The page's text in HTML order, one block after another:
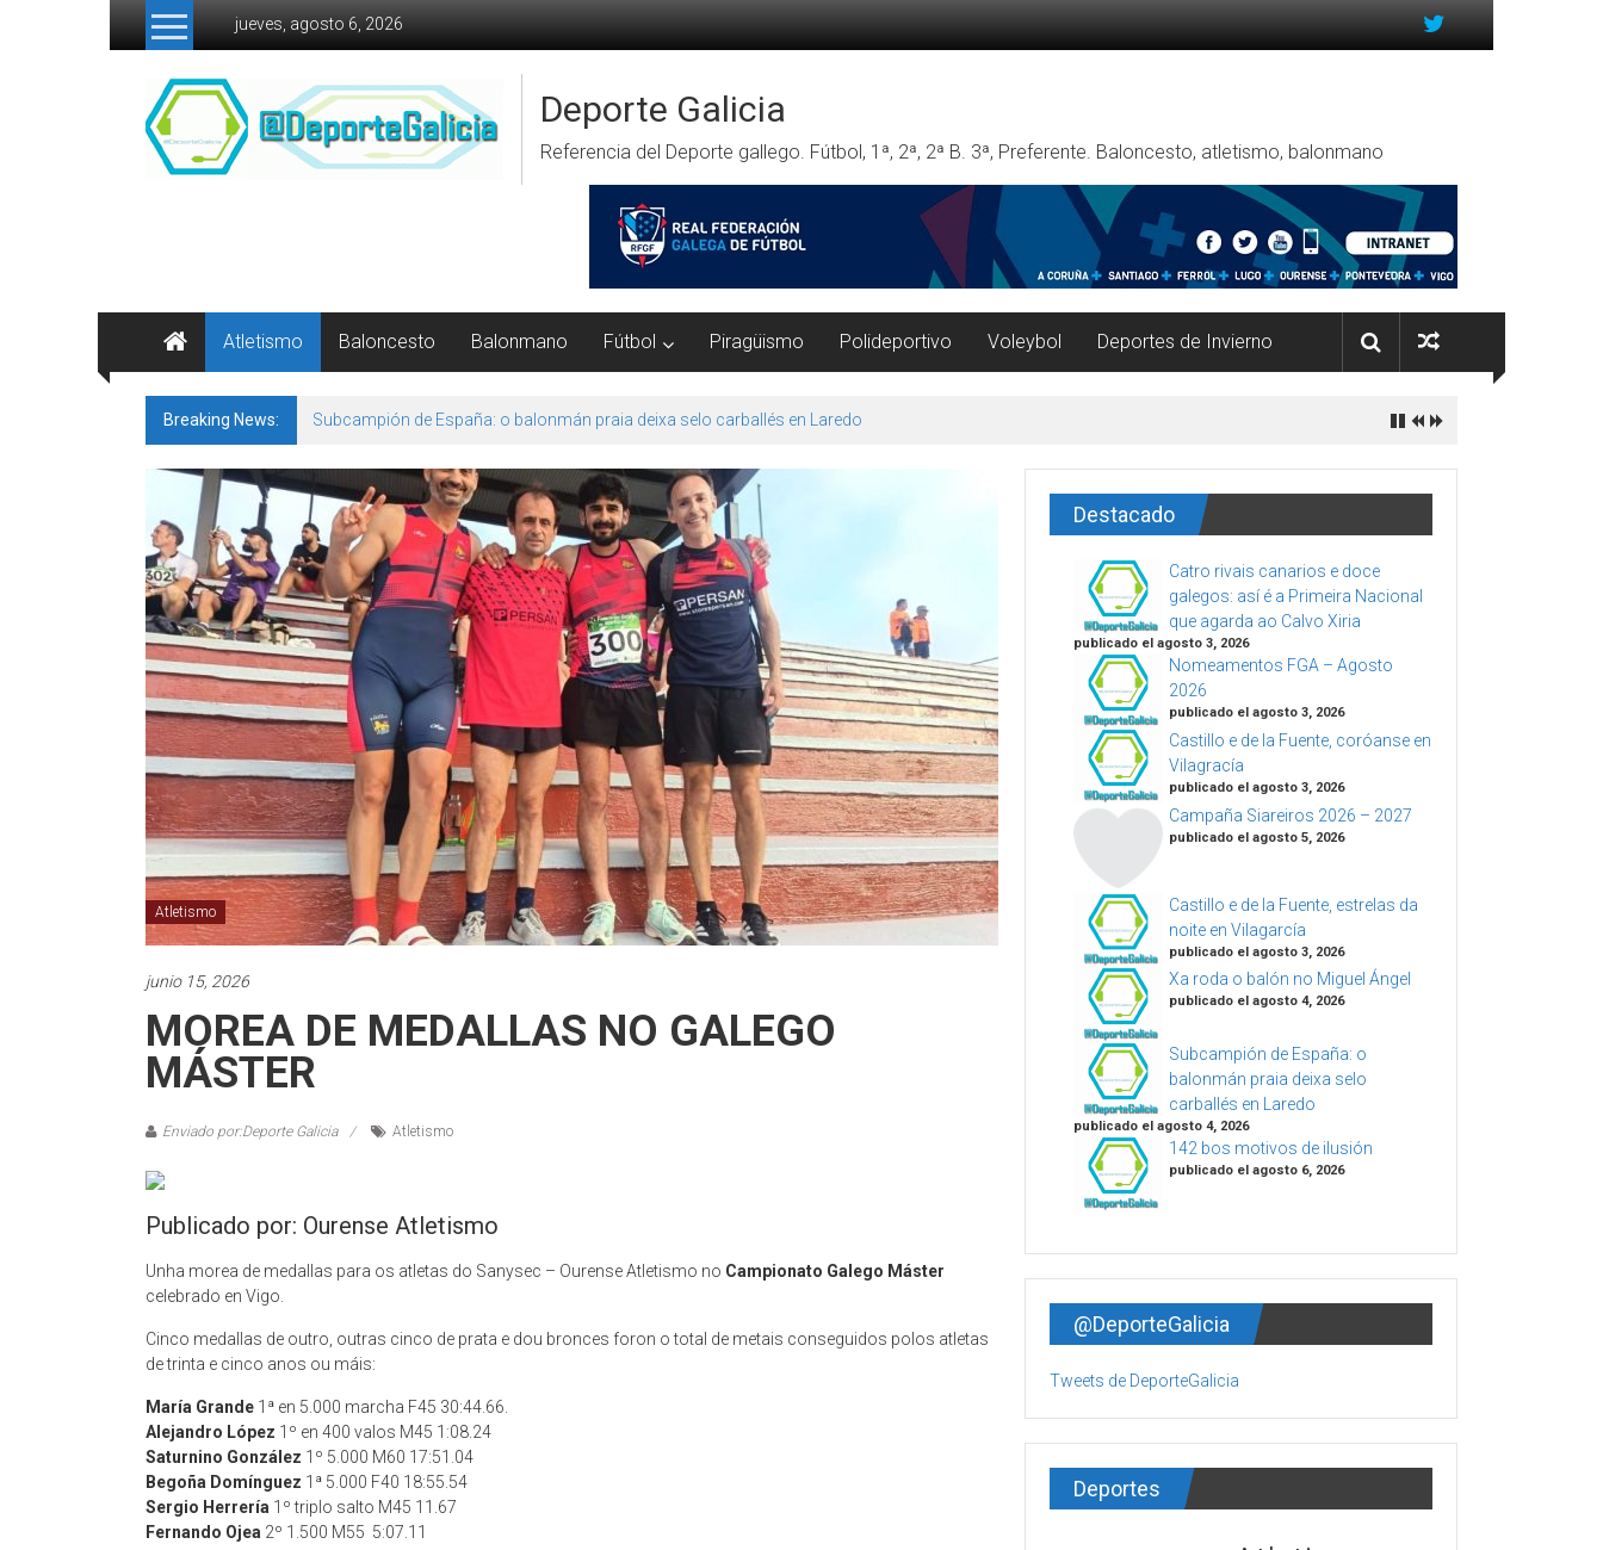
Skip to content
jueves, agosto 6, 2026
Deporte Galicia
Referencia del Deporte gallego. Fútbol, 1ª, 2ª, 2ª B. 3ª, Preferente. Baloncesto, atletismo, balonmano
Atletismo Baloncesto Balonmano Fútbol Piragüismo Polideportivo Voleybol Deportes de Invierno
Breaking News: Subcampión de España: o balonmán praia deixa selo carballés en Laredo
Atletismo
junio 15, 2026
MOREA DE MEDALLAS NO GALEGO
MÁSTER
Enviado por:Deporte Galicia Atletismo
Publicado por: Ourense Atletismo
Unha morea de medallas para os atletas do Sanysec – Ourense Atletismo no Campionato Galego Máster
celebrado en Vigo.
Cinco medallas de outro, outras cinco de prata e dou bronces foron o total de metais conseguidos polos atletas
de trinta e cinco anos ou máis:
María Grande 1ª en 5.000 marcha F45 30:44.66.
Alejandro López 1º en 400 valos M45 1:08.24
Saturnino González 1º 5.000 M60 17:51.04
Begoña Domínguez 1ª 5.000 F40 18:55.54
Sergio Herrería 1º triplo salto M45 11.67
Fernando Ojea 2º 1.500 M55 5:07.11
Destacado
Catro rivais canarios e doce
galegos: así é a Primeira Nacional
que agarda ao Calvo Xiria
publicado el agosto 3, 2026
Nomeamentos FGA – Agosto
2026
publicado el agosto 3, 2026
Castillo e de la Fuente, coróanse en
Vilagracía
publicado el agosto 3, 2026
Campaña Siareiros 2026 – 2027
publicado el agosto 5, 2026
Castillo e de la Fuente, estrelas da
noite en Vilagarcía
publicado el agosto 3, 2026
Xa roda o balón no Miguel Ángel
publicado el agosto 4, 2026
Subcampión de España: o
balonmán praia deixa selo
carballés en Laredo
publicado el agosto 4, 2026
142 bos motivos de ilusión
publicado el agosto 6, 2026
@DeporteGalicia
Tweets de DeporteGalicia
Deportes